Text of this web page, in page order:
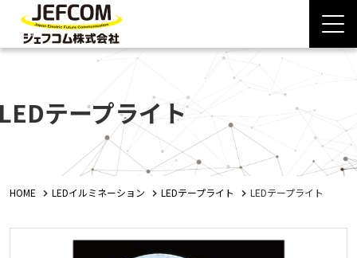
テープライト
HOME LEDイルミネーション LEDテープライト LEDテープライト